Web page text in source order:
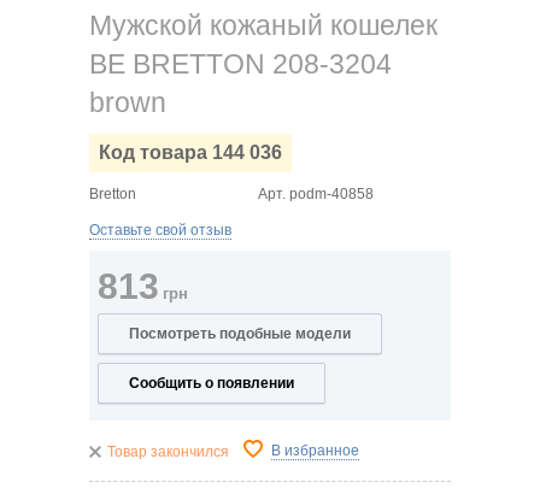
Мужской кожаный кошелек
BE BRETTON 208-3204
brown
Код товара 144 036
Bretton Арт. podm-40858
Оставьте свой отзыв
813 грн
Посмотреть подобные модели
Сообщить о появлении
Товар закончился В избранное